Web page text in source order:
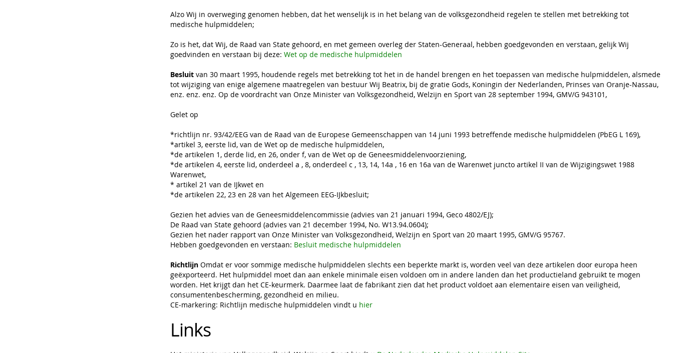
Alzo Wij in overweging genomen hebben, dat het wenselijk is in het belang van de volksgezondheid regelen te stellen met betrekking tot
medische hulpmiddelen;
Zo is het, dat Wij, de Raad van State gehoord, en met gemeen overleg der Staten-Generaal, hebben goedgevonden en verstaan, gelijk Wij
goedvinden en verstaan bij deze: Wet op de medische hulpmiddelen
Besluit van 30 maart 1995, houdende regels met betrekking tot het in de handel brengen en het toepassen van medische hulpmiddelen, alsmede
tot wijziging van enige algemene maatregelen van bestuur Wij Beatrix, bij de gratie Gods, Koningin der Nederlanden, Prinses van Oranje-Nassau,
enz. enz. enz. Op de voordracht van Onze Minister van Volksgezondheid, Welzijn en Sport van 28 september 1994, GMV/G 943101,
Gelet op
*richtlijn nr. 93/42/EEG van de Raad van de Europese Gemeenschappen van 14 juni 1993 betreffende medische hulpmiddelen (PbEG L 169),
*artikel 3, eerste lid, van de Wet op de medische hulpmiddelen,
*de artikelen 1, derde lid, en 26, onder f, van de Wet op de Geneesmiddelenvoorziening,
*de artikelen 4, eerste lid, onderdeel a , 8, onderdeel c , 13, 14, 14a , 16 en 16a van de Warenwet juncto artikel II van de Wijzigingswet 1988
Warenwet,
* artikel 21 van de IJkwet en
*de artikelen 22, 23 en 28 van het Algemeen EEG-IJkbesluit;
Gezien het advies van de Geneesmiddelencommissie (advies van 21 januari 1994, Geco 4802/EJ);
De Raad van State gehoord (advies van 21 december 1994, No. W13.94.0604);
Gezien het nader rapport van Onze Minister van Volksgezondheid, Welzijn en Sport van 20 maart 1995, GMV/G 95767.
Hebben goedgevonden en verstaan: Besluit medische hulpmiddelen
Richtlijn Omdat er voor sommige medische hulpmiddelen slechts een beperkte markt is, worden veel van deze artikelen door europa heen
geëxporteerd. Het hulpmiddel moet dan aan enkele minimale eisen voldoen om in andere landen dan het productieland gebruikt te mogen
worden. Het krijgt dan het CE-keurmerk. Daarmee laat de fabrikant zien dat het product voldoet aan elementaire eisen van veiligheid,
consumentenbescherming, gezondheid en milieu.
CE-markering: Richtlijn medische hulpmiddelen vindt u hier
Links